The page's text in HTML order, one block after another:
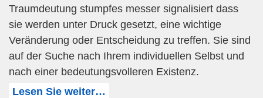
Traumdeutung stumpfes messer signalisiert dass
sie werden unter Druck gesetzt, eine wichtige
Veränderung oder Entscheidung zu treffen. Sie sind
auf der Suche nach Ihrem individuellen Selbst und
nach einer bedeutungsvolleren Existenz.
Lesen Sie weiter…